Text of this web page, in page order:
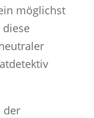
möglichst
der